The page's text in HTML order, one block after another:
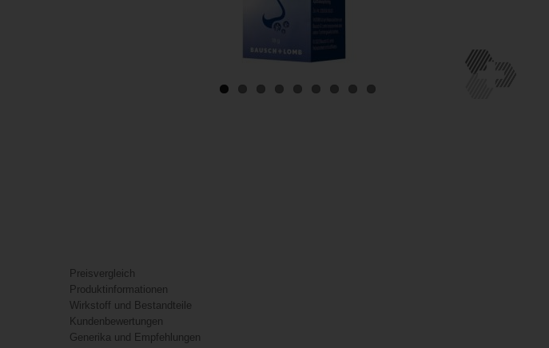
Preisvergleich
Produktinformationen
Wirkstoff und Bestandteile
Kundenbewertungen
Generika und Empfehlungen